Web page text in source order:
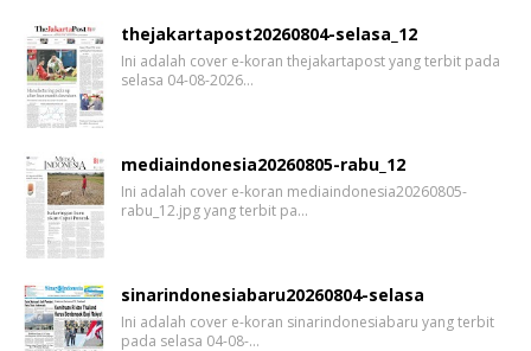
thejakartapost20260804-selasa_12
Ini adalah cover e-koran thejakartapost yang terbit pada
selasa 04-08-2026…
mediaindonesia20260805-rabu_12
Ini adalah cover e-koran mediaindonesia20260805-
rabu_12.jpg yang terbit pa…
sinarindonesiabaru20260804-selasa
Ini adalah cover e-koran sinarindonesiabaru yang terbit
pada selasa 04-08-…